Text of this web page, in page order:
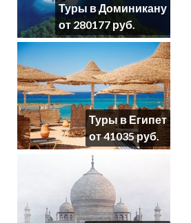
Туры в Доминикану
от 280177 руб.
Туры в Египет
от 41035 руб.